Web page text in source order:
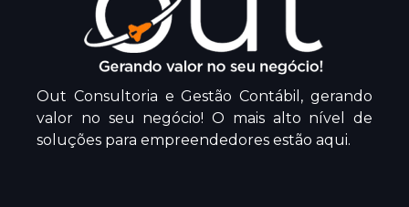
Out Consultoria e Gestão Contábil, gerando
valor no seu negócio! O mais alto nível de
soluções para empreendedores estão aqui.